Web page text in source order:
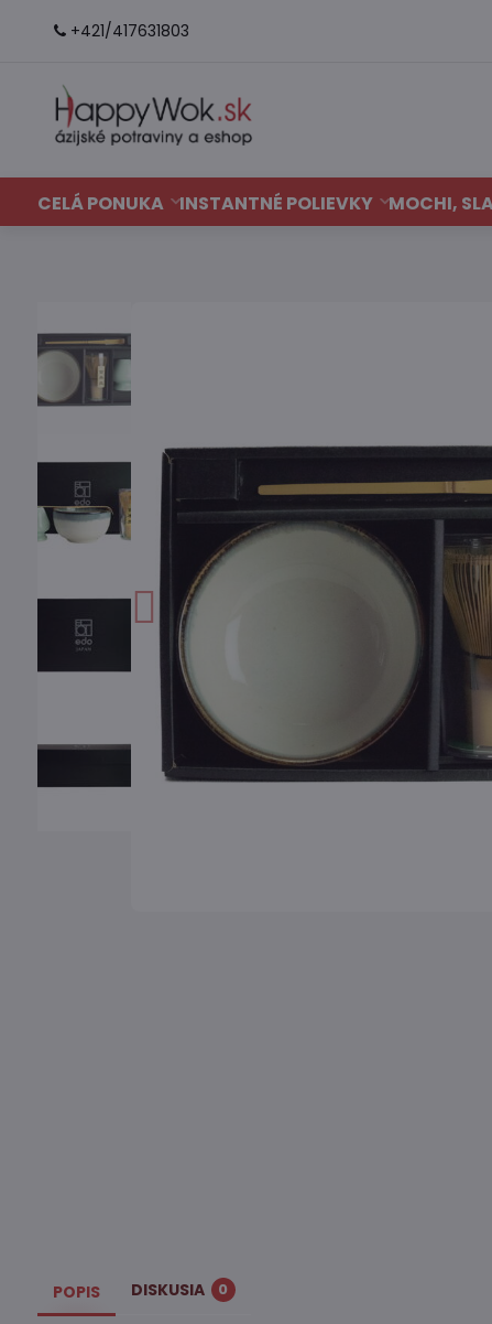
+421/417631803
CELÁ PONUKA INSTANTNÉ POLIEVKY MOCHI,
POPIS DISKUSIA 0